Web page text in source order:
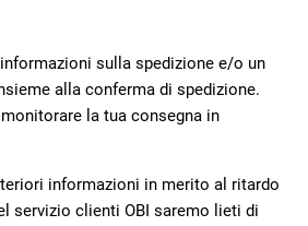
sulla spedizione e/o un
alla conferma di spedizione.
la tua consegna in
informazioni in merito al ritardo
servizio clienti OBI saremo lieti di